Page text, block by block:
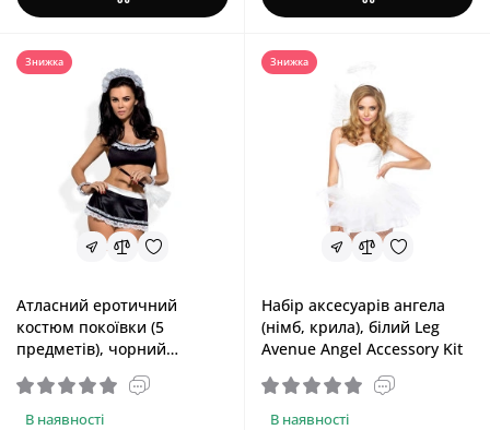
Знижка
Атласний еротичний
костюм покоївки (5
предметів), чорний
Obsessive Maid Set Black,
S/M
В наявності
Знижка
Набір аксесуарів ангела
(німб, крила), білий Leg
Avenue Angel Accessory Kit
В наявності